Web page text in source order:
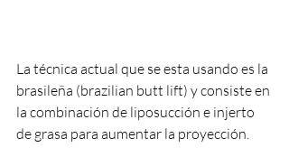
La técnica actual que se esta usando es la
brasileña (brazilian butt lift) y consiste en
la combinación de liposucción e injerto
de grasa para aumentar la proyección.